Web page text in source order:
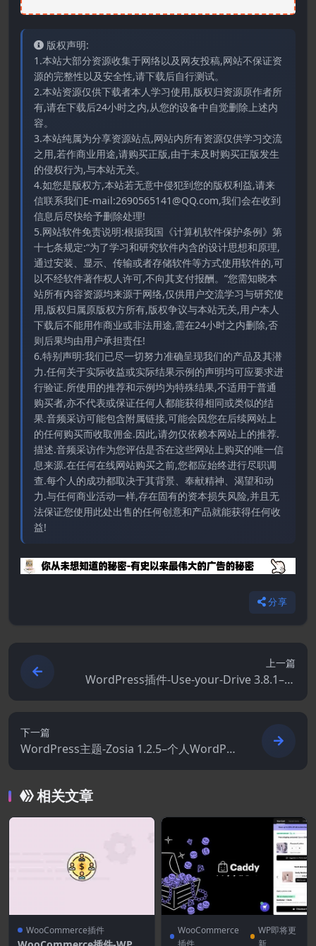
版权声明:
1.本站大部分资源收集于网络以及网友投稿,网站不保证资
源的完整性以及安全性,请下载后自行测试。
2.本站资源仅供下载者本人学习使用,版权归资源原作者所
有,请在下载后24小时之内,从您的设备中自觉删除上述内
容。
3.本站纯属为分享资源站点,网站内所有资源仅供学习交流
之用,若作商业用途,请购买正版,由于未及时购买正版发生
的侵权行为,与本站无关。
4.如您是版权方,本站若无意中侵犯到您的版权利益,请来
信联系我们E-mail:2690565141@QQ.com,我们会在收到
信息后尽快给予删除处理!
5.网站软件免责说明:根据我国《计算机软件保护条例》第
十七条规定:“为了学习和研究软件内含的设计思想和原理,
通过安装、显示、传输或者存储软件等方式使用软件的,可
以不经软件著作权人许可,不向其支付报酬。”您需知晓本
站所有内容资源均来源于网络,仅供用户交流学习与研究使
用,版权归属原版权方所有,版权争议与本站无关,用户本人
下载后不能用作商业或非法用途,需在24小时之内删除,否
则后果均由用户承担责任!
6.特别声明:我们已尽一切努力准确呈现我们的产品及其潜
力.任何关于实际收益或实际结果示例的声明均可应要求进
行验证.所使用的推荐和示例均为特殊结果,不适用于普通
购买者,亦不代表或保证任何人都能获得相同或类似的结
果.音频采访可能包含附属链接,可能会因您在后续网站上
的任何购买而收取佣金.因此,请勿仅依赖本网站上的推荐.
描述.音频采访作为您评估是否在这些网站上购买的唯一信
息来源.在任何在线网站购买之前,您都应始终进行尽职调
查.每个人的成功都取决于其背景、奉献精神、渴望和动
力.与任何商业活动一样,存在固有的资本损失风险,并且无
法保证您使用此处出售的任何创意和产品就能获得任何收
益!
分享
上一篇
WordPress插件-Use-your-Drive 3.8.1–谷
歌驱动插件
下一篇
WordPress主题-Zosia 1.2.5–个人WordPre
ss博客主题
相关文章
WooCommerce插件
WooCommerce
插件
WP即将更
新